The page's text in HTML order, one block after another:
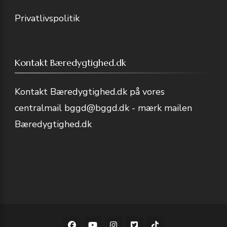
Privatlivspolitik
Kontakt Bæredygtighed.dk
Kontakt Bæredygtighed.dk på vores
centralmail bggd@bggd.dk - mærk mailen
Bæredygtighed.dk